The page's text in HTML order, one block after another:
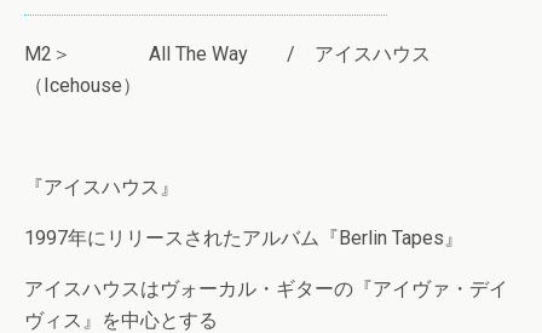
M2＞ All The Way / アイスハウス
（Icehouse）
『アイスハウス』
1997年にリリースされたアルバム『Berlin Tapes』
アイスハウスはヴォーカル・ギターの『アイヴァ・デイ
ヴィス』を中心とする